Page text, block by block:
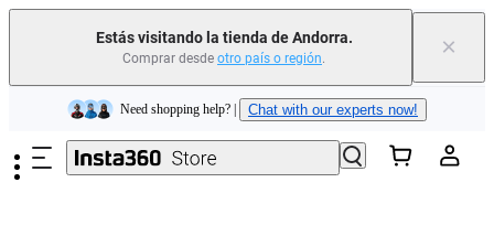
Estás visitando la tienda de Andorra.
Comprar desde otro país o región. ×
Saltar al contenido principal
Need shopping help? | Chat with our experts now!
Insta360 Luna Ultra |Ya disponible| Envío gratuito